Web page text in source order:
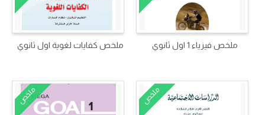
ملخص فيزياء 1 اول ثانوي ملخص كفايات لغوية اول ثانوي
ملخص ملخص